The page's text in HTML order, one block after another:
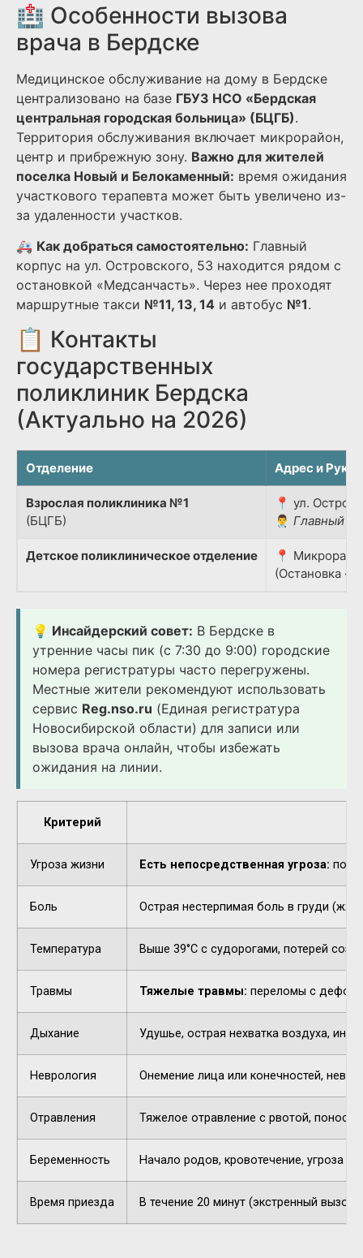
🏥 Особенности вызова
врача в Бердске
Медицинское обслуживание на дому в Бердске
централизовано на базе ГБУЗ НСО «Бердская
центральная городская больница» (БЦГБ).
Территория обслуживания включает микрорайон,
центр и прибрежную зону. Важно для жителей
поселка Новый и Белокаменный: время ожидания
участкового терапевта может быть увеличено из-
за удаленности участков.
🚑 Как добраться самостоятельно: Главный
корпус на ул. Островского, 53 находится рядом с
остановкой «Медсанчасть». Через нее проходят
маршрутные такси №11, 13, 14 и автобус №1.
📋 Контакты
государственных
поликлиник Бердска
(Актуально на 2026)
Отделение Адрес и
Взрослая поликлиника №1
(БЦГБ)
📍 ул.
👨‍⚕️ Главный
Детское поликлиническое отделение
📍
(Остановка
💡 Инсайдерский совет: В Бердске в
утренние часы пик (с 7:30 до 9:00) городские
номера регистратуры часто перегружены.
Местные жители рекомендуют использовать
сервис Reg.nso.ru (Единая регистратура
Новосибирской области) для записи или
вызова врача онлайн, чтобы избежать
ожидания на линии.
Критерий
Угроза жизни Есть непосредственная угроза:
Боль Острая нестерпимая боль в груди
Температура Выше 39°C с судорогами, потерей
Травмы Тяжелые травмы: переломы с
Дыхание Удушье, острая нехватка воздуха,
Неврология Онемение лица или конечностей,
Отравления Тяжелое отравление с рвотой,
Беременность Начало родов, кровотечение, угроза
Время приезда В течение 20 минут (экстренный вызов).